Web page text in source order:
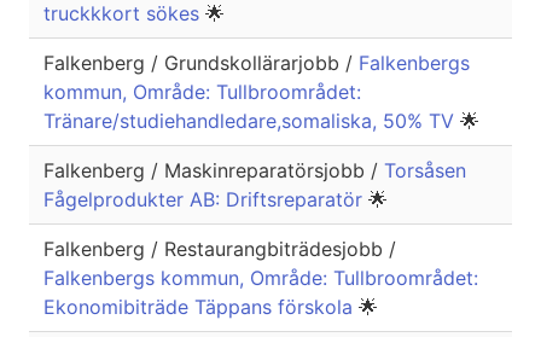
truckkkort sökes 🌟
Falkenberg / Grundskollärarjobb / Falkenbergs
kommun, Område: Tullbroområdet:
Tränare/studiehandledare,somaliska, 50% TV 🌟
Falkenberg / Maskinreparatörsjobb / Torsåsen
Fågelprodukter AB: Driftsreparatör 🌟
Falkenberg / Restaurangbiträdesjobb /
Falkenbergs kommun, Område: Tullbroområdet:
Ekonomibiträde Täppans förskola 🌟